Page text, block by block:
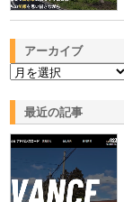
アーカイブ
最近の記事